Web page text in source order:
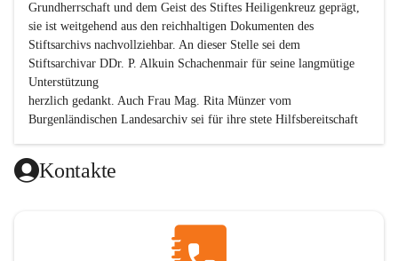
Grundherrschaft und dem Geist des Stiftes Heiligenkreuz geprägt,
sie ist weitgehend aus den reichhaltigen Dokumenten des
Stiftsarchivs nachvollziehbar. An dieser Stelle sei dem
Stiftsarchivar DDr. P. Alkuin Schachenmair für seine langmütige
Unterstützung
herzlich gedankt. Auch Frau Mag. Rita Münzer vom
Burgenländischen Landesarchiv sei für ihre stete Hilfsbereitschaft
Dank gilt den Textautoren dieser Chronik, dem kleinen
Redaktionsteam, für die gute Zusammenarbeit.
gedankt werden, die durch ihre Erinnerungen, Informationen und
durch das Überlassen von Fotos und Dokumenten zum Gesamtbild
Kontakte